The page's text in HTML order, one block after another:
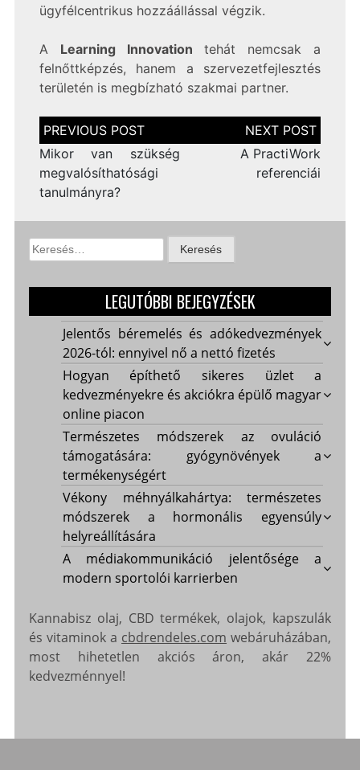
ügyfélcentrikus hozzáállással végzik.
A Learning Innovationtehát nemcsak a
felnőttképzés, hanem a szervezetfejlesztés
területén is megbízható szakmai partner.
Bejegyzés
navigáció
Mikor van szükség
megvalósíthatósági
tanulmányra?
A PractiWork
referenciái
Keresés:
LEGUTÓBBI BEJEGYZÉSEK
Jelentős béremelés és adókedvezmények
2026-tól: ennyivel nő a nettó fizetés
Hogyan építhető sikeres üzlet a
kedvezményekre és akciókra épülő magyar
online piacon
Természetes módszerek az ovuláció
támogatására: gyógynövények a
termékenységért
Vékony méhnyálkahártya: természetes
módszerek a hormonális egyensúly
helyreállítására
A médiakommunikáció jelentősége a
modern sportolói karrierben
Kannabisz olaj, CBD termékek, olajok, kapszulák
és vitaminok a cbdrendeles.com webáruházában,
most hihetetlen akciós áron, akár 22%
kedvezménnyel!